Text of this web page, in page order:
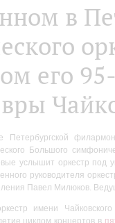
в
его
Большого
услышит оркестр
руководителя
Павел Милюков.
имени
циклом концертов в